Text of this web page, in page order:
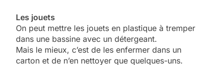
Les jouets
On peut mettre les jouets en plastique à tremper
dans une bassine avec un détergeant.
Mais le mieux, c’est de les enfermer dans un
carton et de n’en nettoyer que quelques-uns.